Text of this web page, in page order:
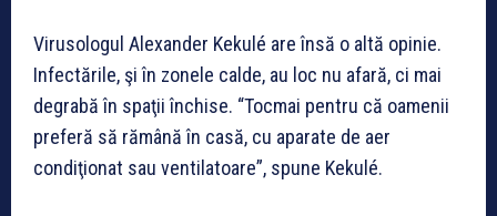
Virusologul Alexander Kekulé are însă o altă opinie.
Infectările, şi în zonele calde, au loc nu afară, ci mai
degrabă în spaţii închise. “Tocmai pentru că oamenii
preferă să rămână în casă, cu aparate de aer
condiţionat sau ventilatoare”, spune Kekulé.